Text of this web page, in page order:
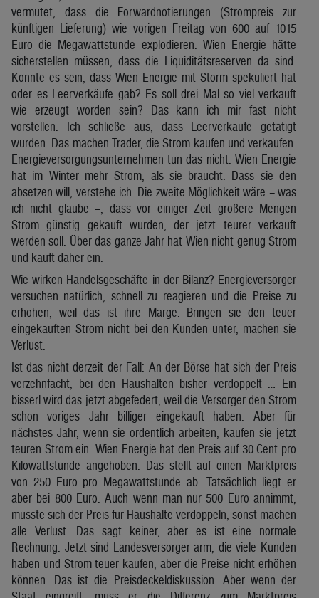
vermutet, dass die Forwardnotierungen (Strompreis zur
künftigen Lieferung) wie vorigen Freitag von 600 auf 1015
Euro die Megawattstunde explodieren. Wien Energie hätte
sicherstellen müssen, dass die Liquiditätsreserven da sind.
Könnte es sein, dass Wien Energie mit Storm spekuliert hat
oder es Leerverkäufe gab? Es soll drei Mal so viel verkauft
wie erzeugt worden sein? Das kann ich mir fast nicht
vorstellen. Ich schließe aus, dass Leerverkäufe getätigt
wurden. Das machen Trader, die Strom kaufen und verkaufen.
Energieversorgungsunternehmen tun das nicht. Wien Energie
hat im Winter mehr Strom, als sie braucht. Dass sie den
absetzen will, verstehe ich. Die zweite Möglichkeit wäre – was
ich nicht glaube –, dass vor einiger Zeit größere Mengen
Strom günstig gekauft wurden, der jetzt teurer verkauft
werden soll. Über das ganze Jahr hat Wien nicht genug Strom
und kauft daher ein.
Wie wirken Handelsgeschäfte in der Bilanz? Energieversorger
versuchen natürlich, schnell zu reagieren und die Preise zu
erhöhen, weil das ist ihre Marge. Bringen sie den teuer
eingekauften Strom nicht bei den Kunden unter, machen sie
Verlust.
Ist das nicht derzeit der Fall: An der Börse hat sich der Preis
verzehnfacht, bei den Haushalten bisher verdoppelt … Ein
bisserl wird das jetzt abgefedert, weil die Versorger den Strom
schon voriges Jahr billiger eingekauft haben. Aber für
nächstes Jahr, wenn sie ordentlich arbeiten, kaufen sie jetzt
teuren Strom ein. Wien Energie hat den Preis auf 30 Cent pro
Kilowattstunde angehoben. Das stellt auf einen Marktpreis
von 250 Euro pro Megawattstunde ab. Tatsächlich liegt er
aber bei 800 Euro. Auch wenn man nur 500 Euro annimmt,
müsste sich der Preis für Haushalte verdoppeln, sonst machen
alle Verlust. Das sagt keiner, aber es ist eine normale
Rechnung. Jetzt sind Landesversorger arm, die viele Kunden
haben und Strom teuer kaufen, aber die Preise nicht erhöhen
können. Das ist die Preisdeckeldiskussion. Aber wenn der